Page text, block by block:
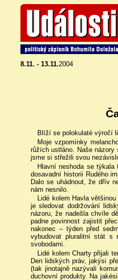
8.11. - 13.11.2004
Blíží se polokulaté výročí
Moje vzpomínky
růžích ustláno. Naše
jsme si střežili svou
Hlavní neshoda se
dosavadní historii Rudého
Dalo se uhádnout, že dřív
nám nesnilo.
Lidé kolem Havla
je sledovat dodržování
názoru, že nadešla chvíle
padne povinnost zajistit
nakonec – týden před
vybudovat pluralitní stát s
svobodami.
Lidé kolem Charty přijali
Den lidských práv, jakýsi
(tak jinotajně nazývali
duchovní produkty. Na